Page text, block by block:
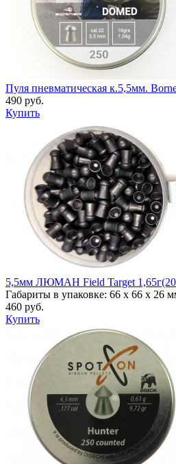
Пуля пневматическая к.5,5мм.
490 руб.
Купить
5,5мм ЛЮМАН Field Target
Габариты в упаковке: 66 x 66 x 26
460 руб.
Купить